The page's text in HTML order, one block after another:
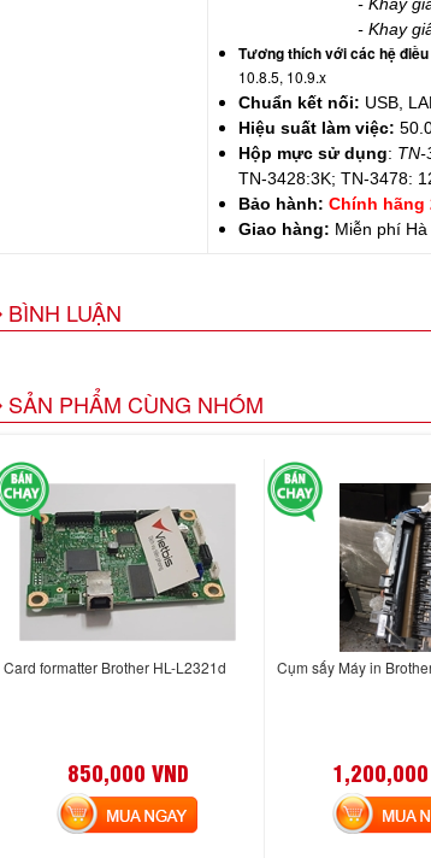
- Khay giấy chọn
Tương thích với các hệ
10.8.5, 10.9.x
Chuẩn kết nối: USB,
Hiệu suất làm việc:
Hộp mực sử dụng: TN-
TN-3428:3K; TN-3478:
Bảo hành: Chính hãng
Giao hàng: Miễn phí Hà
BÌNH LUẬN
SẢN PHẨM CÙNG NHÓM
Card formatter Brother HL-L2321d
850,000 VND
MUA NGAY
Cụm sấy Máy in
1,200,000
MUA